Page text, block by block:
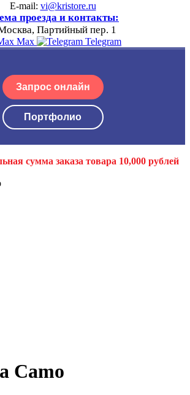
E-mail: vi@kristore.ru
проезда и контакты:
Партийный пер. 1
Max Telegram
Запрос онлайн
Портфолио
сумма заказа товара 10,000 рублей
Camo